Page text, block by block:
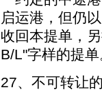
启运港，但仍
收回本提单，
B/L"字样的提
27、不可转让